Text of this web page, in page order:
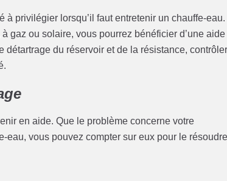
à privilégier lorsqu’il faut entretenir un chauffe-eau.
gaz ou solaire, vous pourrez bénéficier d’une aide
du réservoir et de la résistance, contrôler
en aide. Que le problème concerne votre
eau, vous pouvez compter sur eux pour le